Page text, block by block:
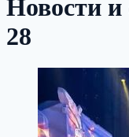
Новости и
28